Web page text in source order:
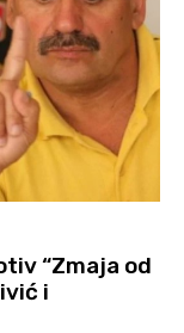
“Zmaja od
i